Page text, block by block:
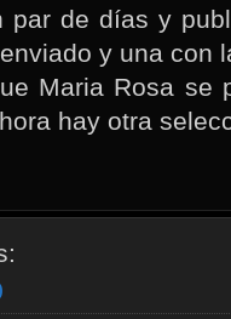
par de días y
y una con
Maria Rosa se
hay otra